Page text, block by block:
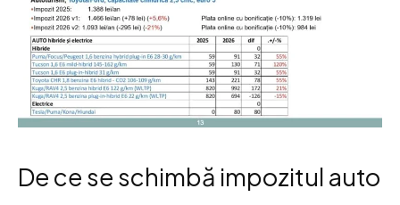
De ce se schimbă impozitul auto